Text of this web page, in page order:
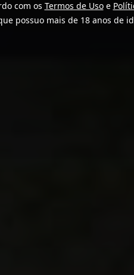
com os Termos de Usoe
possuo mais de 18 anos de